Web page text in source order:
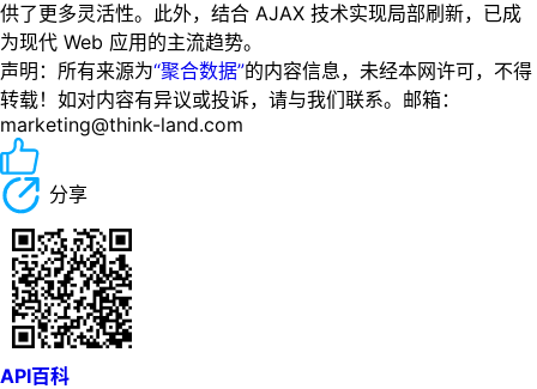
供了更多灵活性。此外，结合 AJAX 技术实现局部刷新，已成
为现代 Web 应用的主流趋势。
声明：所有来源为“聚合数据”的内容信息，未经本网许可，不得
转载！如对内容有异议或投诉，请与我们联系。邮箱：
marketing@think-land.com
分享
API百科